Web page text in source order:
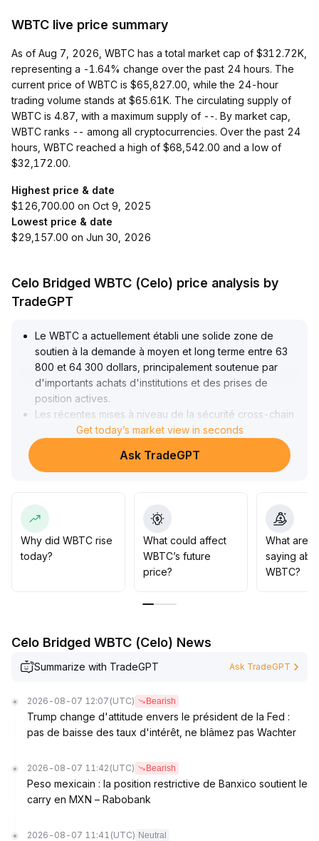
WBTC live price summary
As of Aug 7, 2026, WBTC has a total market cap of $312.72K,
representing a -1.64% change over the past 24 hours. The
current price of WBTC is $65,827.00, while the 24-hour
trading volume stands at $65.61K. The circulating supply of
WBTC is 4.87, with a maximum supply of --. By market cap,
WBTC ranks -- among all cryptocurrencies. Over the past 24
hours, WBTC reached a high of $68,542.00 and a low of
$32,172.00.
Highest price & date
$126,700.00 on Oct 9, 2025
Lowest price & date
$29,157.00 on Jun 30, 2026
Celo Bridged WBTC (Celo) price analysis by
TradeGPT
Le WBTC a actuellement établi une solide zone de
soutien à la demande à moyen et long terme entre 63
800 et 64 300 dollars, principalement soutenue par
d'importants achats d'institutions et des prises de
position actives.
Les récentes mises à niveau de la sécurité cross-chain
(y compris la migration de LayerZero vers Chainlink
CCIP, etc
) ont considérablement renforcé la sécurité et la
À court terme, la fourchette de 62 000 à 64 000 dollars
constitue une zone d'ajustement, influencée par les
politiques externes et un sentiment de couverture des
risques
Si la résistance de 64 500 dollars est franchie
nouvelle phase haussière pourrait s'ouvrir
volume.
La vision reste haussière à moyen et long terme, tandis
Get today’s market view in seconds
Ask TradeGPT
Why did WBTC rise
today?
What could affect
WBTC’s future
price?
What are
saying
WBTC?
Celo Bridged WBTC (Celo) News
Summarize with TradeGPT Ask TradeGPT
2026-08-07 12:07 (UTC) Bearish
Trump change d'attitude envers le président de la Fed :
pas de baisse des taux d'intérêt, ne blâmez pas Wachter
2026-08-07 11:42 (UTC) Bearish
Peso mexicain : la position restrictive de Banxico soutient le
carry en MXN – Rabobank
2026-08-07 11:41 (UTC) Neutral